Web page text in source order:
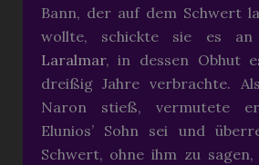
Bann, der auf dem Schwert
wollte, schickte sie es an
Laralmar, in dessen Obhut
dreißig Jahre verbrachte.
Naron stieß, vermutete
Elunios’ Sohn sei und
Schwert, ohne ihm zu